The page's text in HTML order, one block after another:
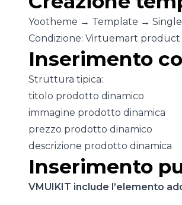
Yootheme → Template → Single
Condizione: Virtuemart product
Inserimento
Struttura tipica:
titolo prodotto dinamico
immagine prodotto dinamica
prezzo prodotto dinamico
descrizione prodotto dinamica
Inserimento
VMUIKIT include l’elemento